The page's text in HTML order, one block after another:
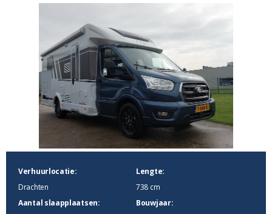
Verhuurlocatie:
Drachten
Lengte:
738 cm
Aantal slaapplaatsen:
Bouwjaar: